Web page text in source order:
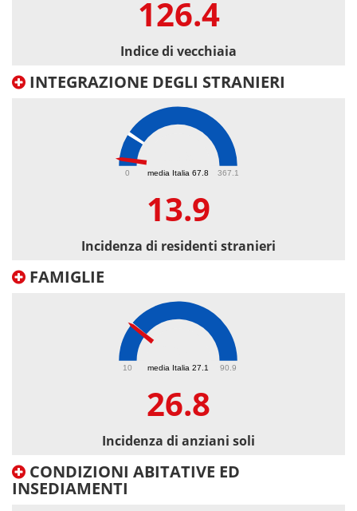
126.4
Indice di vecchiaia
INTEGRAZIONE DEGLI STRANIERI
media Italia 67.8
0 367.1
13.9
Incidenza di residenti stranieri
FAMIGLIE
media Italia 27.1
10 90.9
26.8
Incidenza di anziani soli
CONDIZIONI ABITATIVE ED
INSEDIAMENTI